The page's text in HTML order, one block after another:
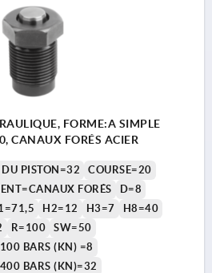
FORME:A SIMPLE
CANAUX FORÉS ACIER
PISTON=32
COURSE=20
FORÉS
D=8
H2=12 H3=7
H8=40
R=100
SW=50
100 BARS (KN) =8
400 BARS (KN)=32